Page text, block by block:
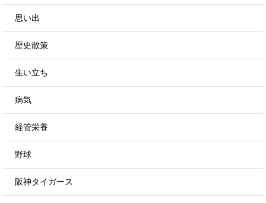
思い出
歴史散策
生い立ち
病気
経管栄養
野球
阪神タイガース